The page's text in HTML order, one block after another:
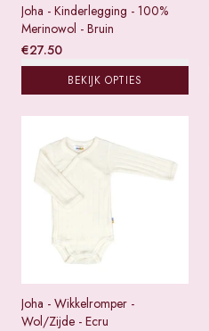
Joha - Kinderlegging - 100%
Merinowol - Bruin
€27.50
BEKIJK OPTIES
Joha - Wikkelromper -
Wol/Zijde - Ecru